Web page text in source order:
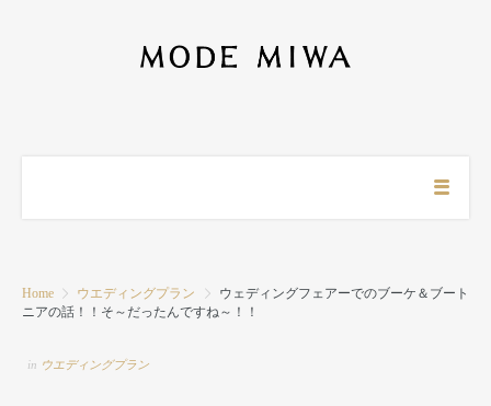
Home ウエディングプラン
ウェディングフェアーでのブーケ＆ブート
ニアの話！！そ～だったんですね～！！
in ウエディングプラン